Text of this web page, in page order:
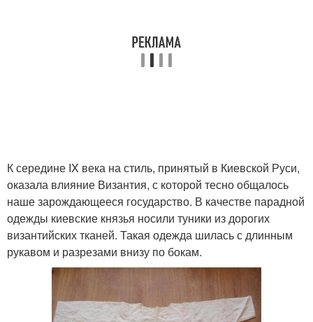
К середине IX века на стиль, принятый в Киевской Руси,
оказала влияние Византия, с которой тесно общалось
наше зарождающееся государство. В качестве парадной
одежды киевские князья носили туники из дорогих
византийских тканей. Такая одежда шилась с длинным
рукавом и разрезами внизу по бокам.